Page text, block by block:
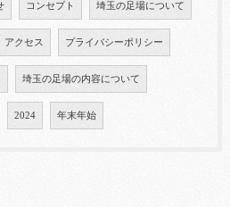
コンセプト 埼玉の足場について
アクセス プライバシーポリシー
埼玉の足場の内容について
2024 年末年始